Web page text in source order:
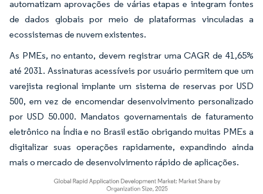
automatizam aprovações de várias etapas e integram fontes
de dados globais por meio de plataformas vinculadas a
ecossistemas de nuvem existentes.
As PMEs, no entanto, devem registrar uma CAGR de 41,65%
até 2031. Assinaturas acessíveis por usuário permitem que um
varejista regional implante um sistema de reservas por USD
500, em vez de encomendar desenvolvimento personalizado
por USD 50.000. Mandatos governamentais de faturamento
eletrônico na Índia e no Brasil estão obrigando muitas PMEs a
digitalizar suas operações rapidamente, expandindo ainda
mais o mercado de desenvolvimento rápido de aplicações.